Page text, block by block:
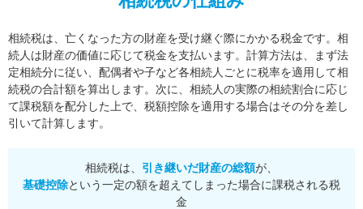
相続税は、亡くなった方の財産を受け継ぐ際にかかる税金です。相
続人は財産の価値に応じて税金を支払います。 計算方法は、まず法
定相続分に従い、配偶者や子など各相続人ごとに税率を適用して相
続税の合計額を算出します。 次に、相続人の実際の相続割合に応じ
て課税額を配分した上で、税額控除を適用する場合はその分を差し
引いて計算します。
相続税は、 引き継いだ財産の総額が、
基礎控除という一定の額を超えてしまった場合に課税される税
金